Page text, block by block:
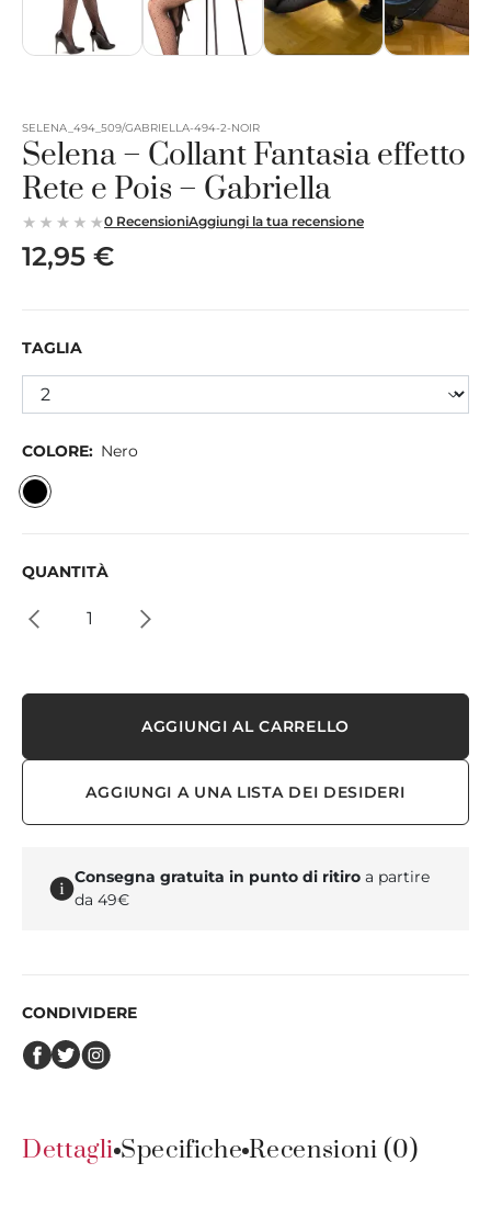
SELENA_494_509/GABRIELLA-494-2-NOIR
Selena – Collant Fantasia effetto
Rete e Pois – Gabriella
0 RecensioniAggiungi la tua recensione
12,95 €
TAGLIA
COLORE: Nero
QUANTITÀ
AGGIUNGI AL CARRELLO
AGGIUNGI A UNA LISTA DEI DESIDERI
Consegna gratuita in punto di ritiro a partire
da 49€
CONDIVIDERE
Dettagli Specifiche Recensioni (0)